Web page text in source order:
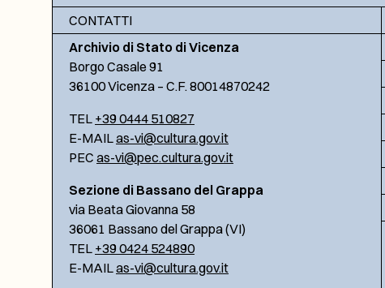
CONTATTI
Archivio di Stato di Vicenza
Borgo Casale 91
36100 Vicenza – C.F. 80014870242
TEL +39 0444 510827
E-MAILas-vi@cultura.gov.it
PEC as-vi@pec.cultura.gov.it
Sezione di Bassano del Grappa
via Beata Giovanna 58
36061 Bassano del Grappa (VI)
TEL +39 0424 524890
E-MAILas-vi@cultura.gov.it